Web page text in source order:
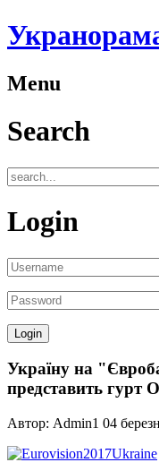
Menu
Search
Login
Україну на
представить гурт
Автор: Admin1 04